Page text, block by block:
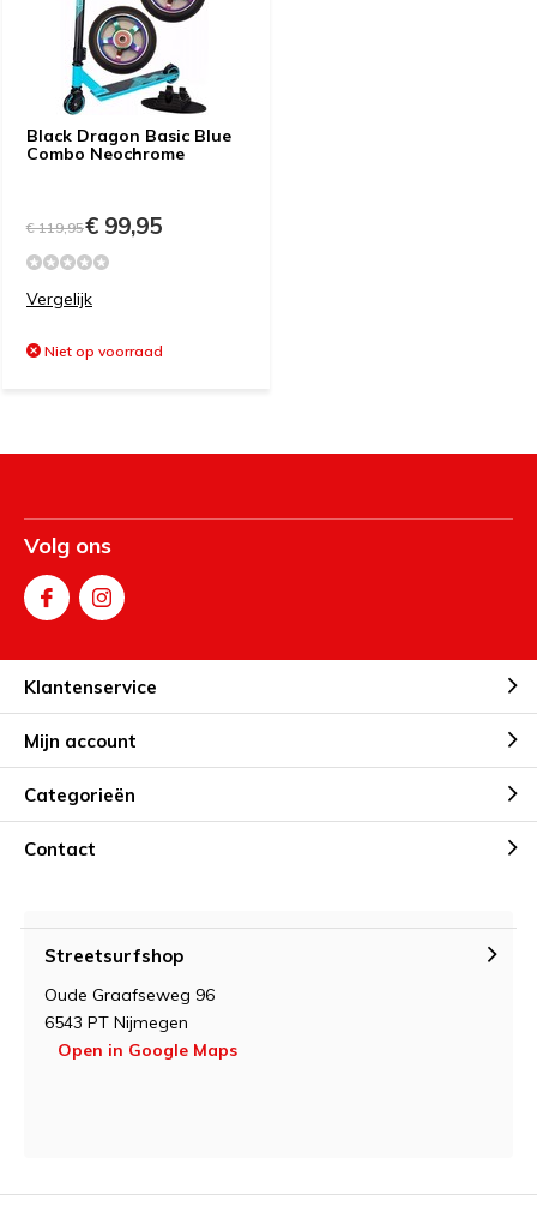
Black Dragon Basic Blue
Combo Neochrome
€ 119,95€ 99,95
Vergelijk
Niet op voorraad
Volg ons
Klantenservice
Mijn account
Categorieën
Contact
Streetsurfshop
Oude Graafseweg 96
6543 PT Nijmegen
Open in Google Maps